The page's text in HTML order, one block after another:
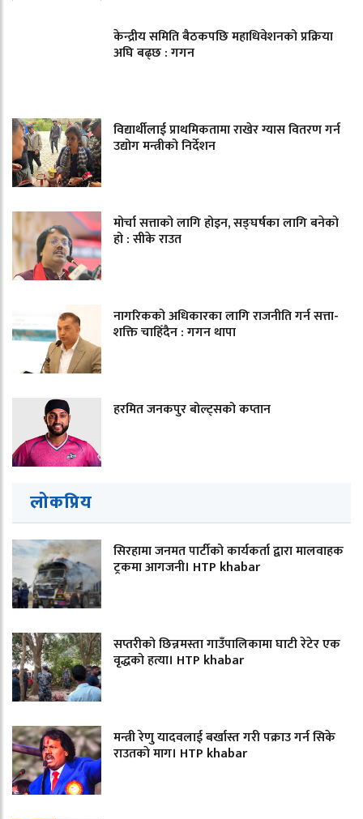
केन्द्रीय समिति बैठकपछि महाधिवेशनको प्रक्रिया
अघि बढ्छ : गगन
विद्यार्थीलाई प्राथमिकतामा राखेर ग्यास वितरण गर्न
उद्योग मन्त्रीको निर्देशन
मोर्चा सत्ताको लागि होइन, सङ्घर्षका लागि बनेको
हो : सीके राउत
नागरिकको अधिकारका लागि राजनीति गर्न सत्ता-
शक्ति चाहिँदैन : गगन थापा
हरमित जनकपुर बोल्ट्सको कप्तान
लोकप्रिय
सिरहामा जनमत पार्टीको कार्यकर्ता द्वारा मालवाहक
ट्रकमा आगजनी। HTP khabar
सप्तरीको छिन्नमस्ता गाउँपालिकामा घाटी रेटेर एक
वृद्धको हत्या। HTP khabar
मन्त्री रेणु यादवलाई बर्खास्त गरी पक्राउ गर्न सिके
राउतकाे माग। HTP khabar